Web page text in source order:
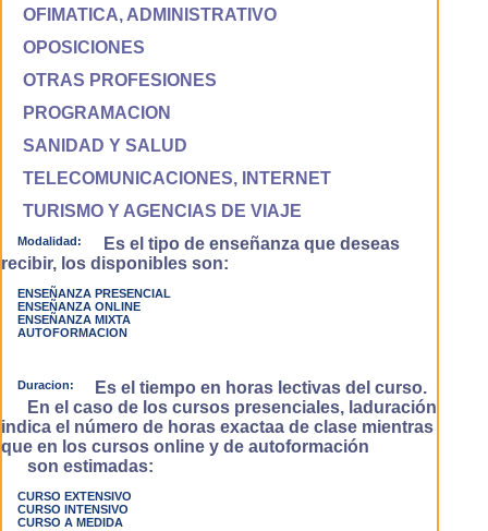
OFIMATICA, ADMINISTRATIVO
OPOSICIONES
OTRAS PROFESIONES
PROGRAMACION
SANIDAD Y SALUD
TELECOMUNICACIONES, INTERNET
TURISMO Y AGENCIAS DE VIAJE
Modalidad:
Es el tipo de enseñanza que deseas
recibir, los disponibles son:
ENSEÑANZA PRESENCIAL
ENSEÑANZA ONLINE
ENSEÑANZA MIXTA
AUTOFORMACION
Duracion:
Es el tiempo en horas lectivas del curso.
En el caso de los cursos presenciales, laduración
indica el número de horas exactaa de clase mientras
que en los cursos online y de autoformación
son estimadas:
CURSO EXTENSIVO
CURSO INTENSIVO
CURSO A MEDIDA